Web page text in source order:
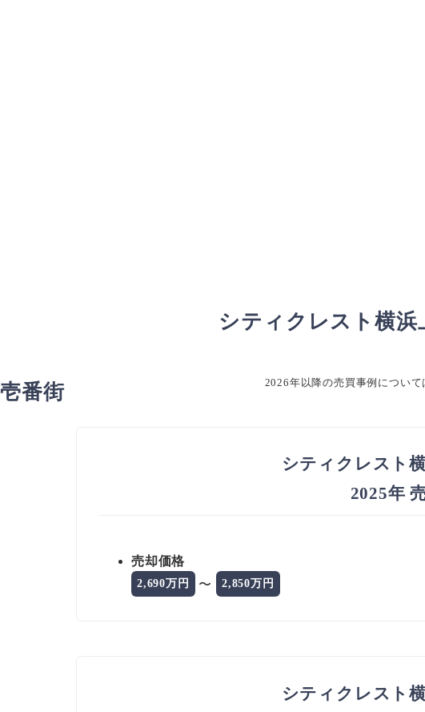
番街
シティクレスト横浜
2026年以降の売買事例につい
シティクレスト
2025年
売却価格
2,690万円 〜 2,850万円
シティクレスト